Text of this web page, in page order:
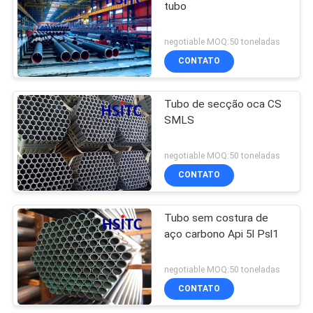
tubo
negotiable MOQ:50 toneladas
CONTATO
Tubo de secção oca CS
SMLS
negotiable MOQ:50 toneladas
CONTATO
Tubo sem costura de
aço carbono Api 5l Psl1
negotiable MOQ:50 toneladas
CONTATO